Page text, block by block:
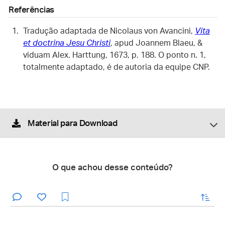
Referências
Tradução adaptada de Nicolaus von Avancini, Vita
et doctrina Jesu Christi, apud Joannem Blaeu, &
viduam Alex. Harttung, 1673, p. 188. O ponto n. 1,
totalmente adaptado, é de autoria da equipe CNP.
Material para Download
O que achou desse conteúdo?
enviar